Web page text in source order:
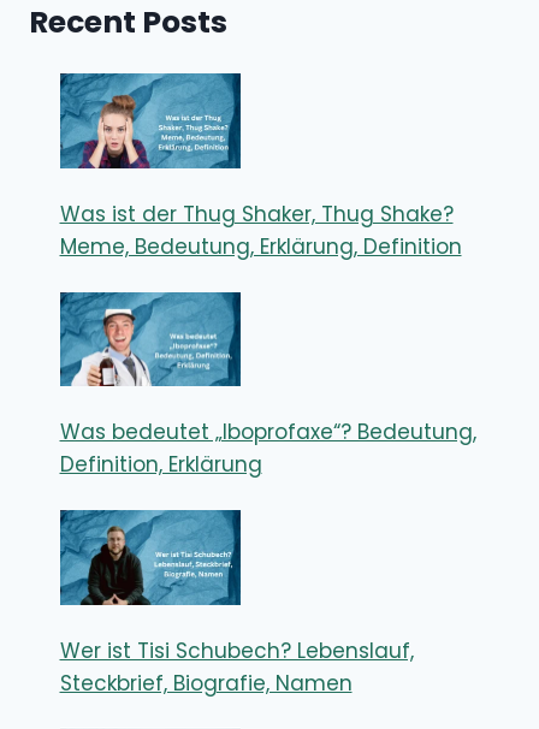
Recent Posts
Was ist der Thug Shaker, Thug Shake?
Meme, Bedeutung, Erklärung, Definition
Was bedeutet „Iboprofaxe“? Bedeutung,
Definition, Erklärung
Wer ist Tisi Schubech? Lebenslauf,
Steckbrief, Biografie, Namen